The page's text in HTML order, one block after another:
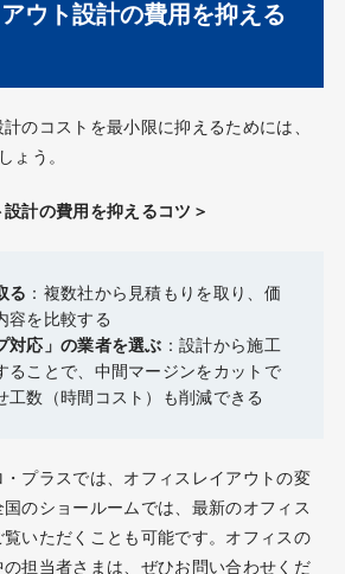
ウト設計の費用を抑える
のコストを最小限に抑えるためには、
ょう。
計の費用を抑えるコツ＞
る ：複数社から見積もりを取り、価
容を比較する
対応」の業者を選ぶ ：設計から施工
ることで、中間マージンをカットで
工数（時間コスト）も削減できる
プラスでは、オフィスレイアウトの変
のショールームでは、最新のオフィス
いただくことも可能です。オフィスの
の担当者さまは、ぜひお問い合わせくだ